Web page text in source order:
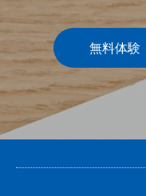
無料体験